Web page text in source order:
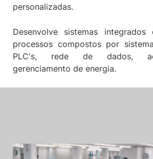
personalizadas.
Desenvolve sistemas
processos compostos por
PLC's, rede de dados,
gerenciamento de energia.